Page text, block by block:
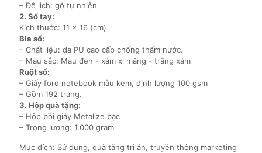
– Đế lịch: gỗ tự nhiên
2. Sổ tay:
Kích thước: 11 x 16 (cm)
Bìa sổ:
– Chất liệu: da PU cao cấp chống thấm nước.
– Màu sắc: Màu đen - xám xi măng - trắng xám
Ruột sổ:
– Giấy ford notebook màu kem, định lượng 100 gsm
– Gồm 192 trang.
3. Hộp quà tặng:
– Hộp bồi giấy Metalize bạc
– Trọng lượng: 1.000 gram
Mục đích: Sử dụng, quà tặng tri ân, truyền thông marketing